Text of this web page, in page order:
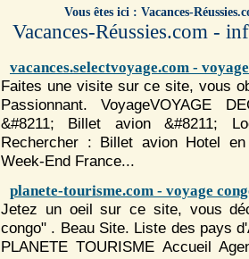
Vous êtes ici : Vacances-
Vacances-Réussies.com -
vacances.selectvoyage.com -
Faites une visite sur ce site, vous
Passionnant.VoyageVOYAGE
&#8211; Billet avion &#8211;
Rechercher : Billet avion Hotel
Week-End France...
planete-tourisme.com - voyage
Jetez un oeil sur ce site, vous
congo" . Beau Site. Liste des pays
PLANETE TOURISME Accueil